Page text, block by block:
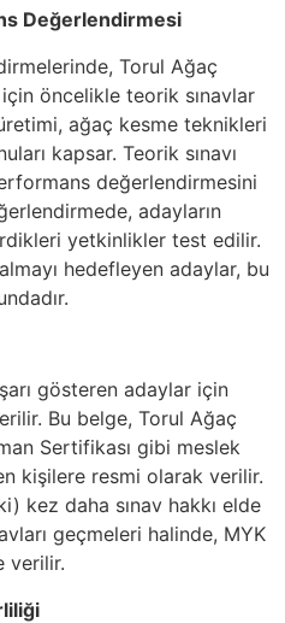
Değerlendirmesi
Torul Ağaç
öncelikle teorik sınavlar
ağaç kesme teknikleri
kapsar. Teorik sınavı
değerlendirmesini
adayların
yetkinlikler test edilir.
hedefleyen adaylar, bu
gösteren adaylar için
Bu belge, Torul Ağaç
Sertifikası gibi meslek
kişilere resmi olarak verilir.
kez daha sınav hakkı elde
geçmeleri halinde, MYK
verilir.